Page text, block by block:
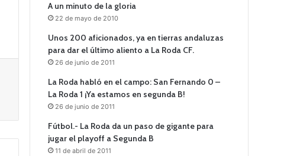
A un minuto de la gloria
22 de mayo de 2010
Unos 200 aficionados, ya en tierras andaluzas
para dar el último aliento a La Roda CF.
26 de junio de 2011
La Roda habló en el campo: San Fernando 0 –
La Roda 1 ¡Ya estamos en segunda B!
26 de junio de 2011
Fútbol.- La Roda da un paso de gigante para
jugar el playoff a Segunda B
11 de abril de 2011